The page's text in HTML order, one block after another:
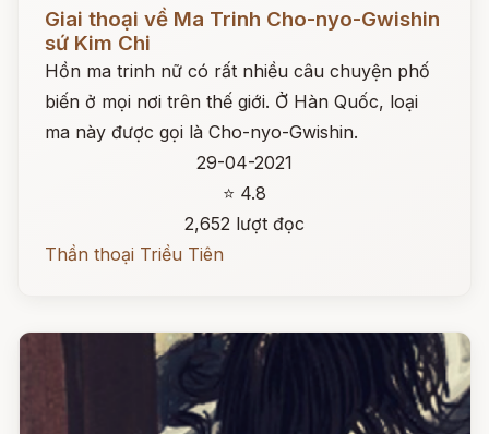
Giai thoại về Ma Trinh Cho-nyo-Gwishin
sứ Kim Chi
Hồn ma trinh nữ có rất nhiều câu chuyện phố
biến ở mọi nơi trên thế giới. Ở Hàn Quốc, loại
ma này được gọi là Cho-nyo-Gwishin.
29-04-2021
⭐ 4.8
2,652 lượt đọc
Thần thoại Triều Tiên